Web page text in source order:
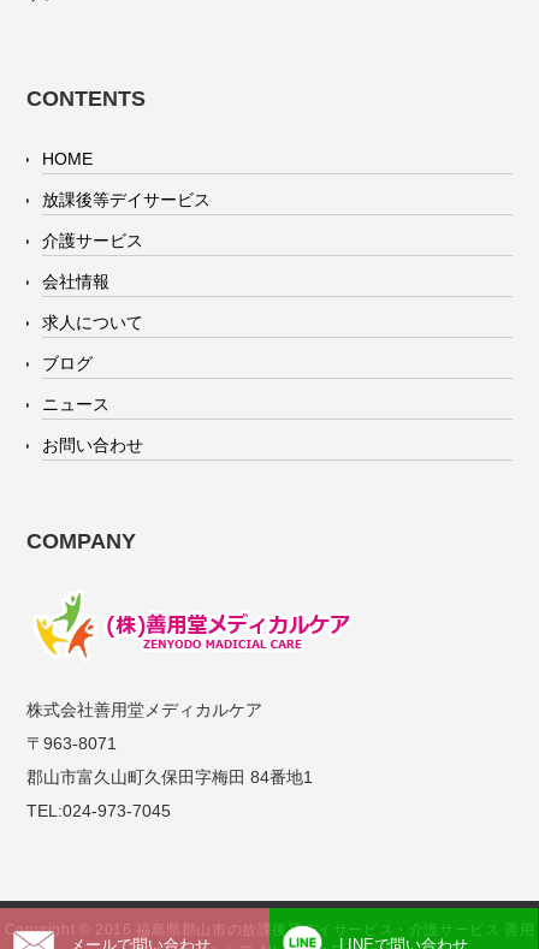
メールで問い合わせ LINEで問い合わせ
CONTENTS
HOME
放課後等デイサービス
介護サービス
会社情報
求人について
ブログ
ニュース
お問い合わせ
COMPANY
株式会社善用堂メディカルケア
〒963-8071
郡山市富久山町久保田字梅田 84番地1
TEL:024-973-7045
Copyright © 2016 福島県郡山市の放課後等デイサービス・介護サービス 善用